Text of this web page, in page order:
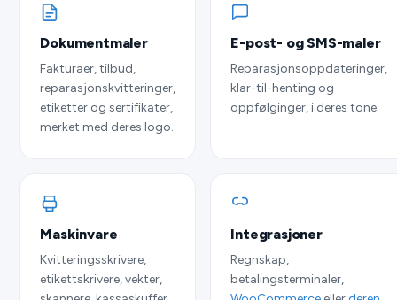
Dokumentmaler
Fakturaer, tilbud,
reparasjonskvitteringer,
etiketter og sertifikater,
merket med deres logo.
E-post- og SMS-maler
Reparasjonsoppdateringer,
klar-til-henting og
oppfølginger, i deres tone.
Maskinvare
Kvitteringsskrivere,
etikettskrivere, vekter,
Integrasjoner
Regnskap,
betalingsterminaler,